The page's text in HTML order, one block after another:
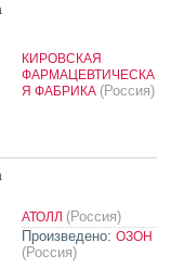
КИРОВСКАЯ
ФАРМАЦЕВТИЧЕСКА
Я ФАБРИКА (Россия)
АТОЛЛ (Россия)
Произведено: ОЗОН
(Россия)